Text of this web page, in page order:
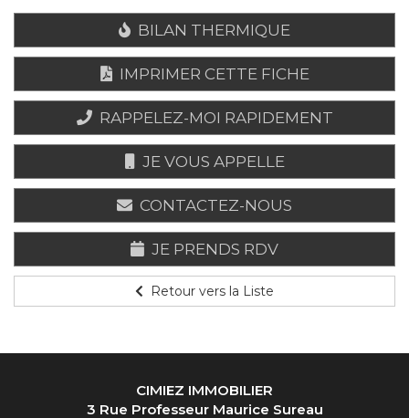
BILAN THERMIQUE
IMPRIMER CETTE FICHE
RAPPELEZ-MOI RAPIDEMENT
JE VOUS APPELLE
CONTACTEZ-NOUS
JE PRENDS RDV
Retour vers la Liste
CIMIEZ IMMOBILIER
3 Rue Professeur Maurice Sureau